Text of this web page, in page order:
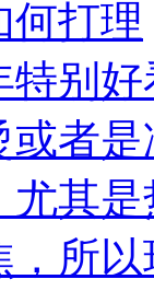
何打理
特别
者
尤其
，所